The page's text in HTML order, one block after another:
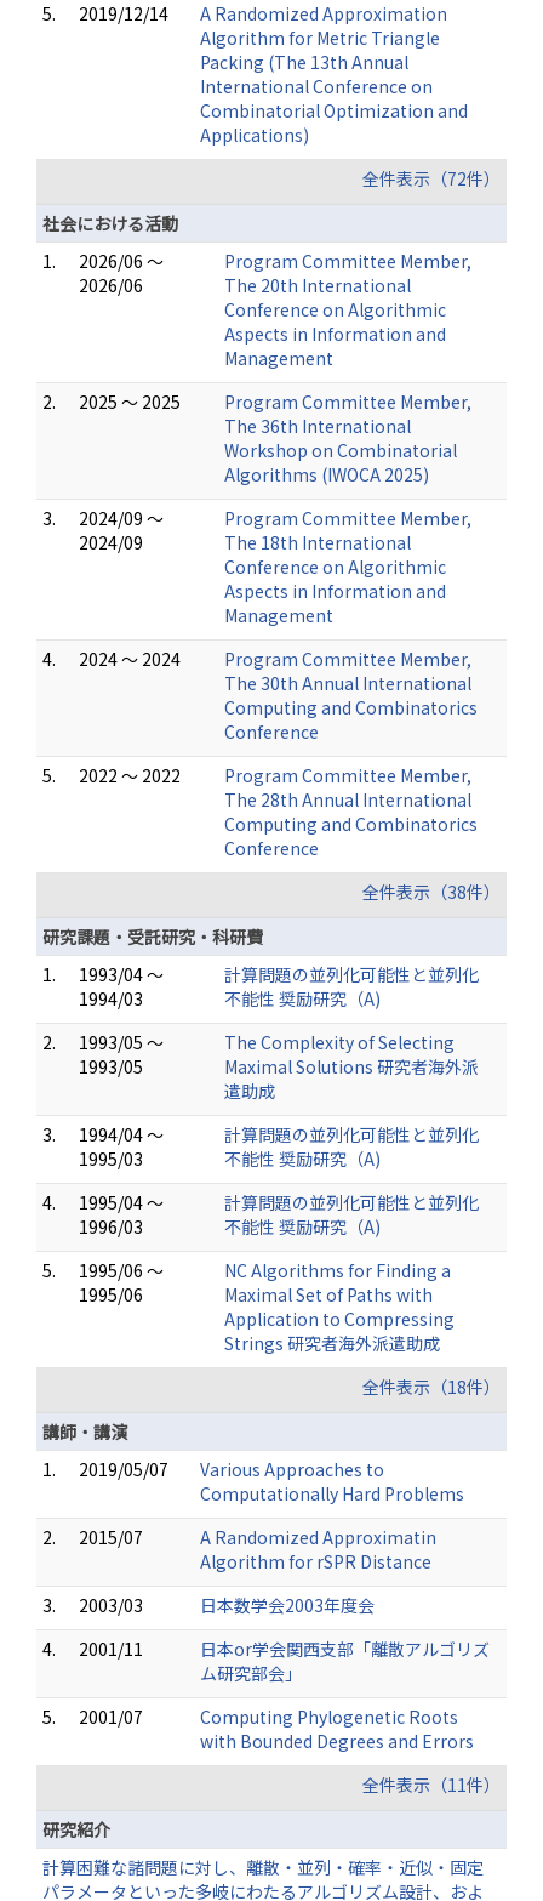
5.
2019/12/14
A Randomized Approximation
Algorithm for Metric Triangle
Packing (The 13th Annual
International Conference on
Combinatorial Optimization and
Applications)
全件表示（72件）
社会における活動
1.
2026/06 ～
2026/06
Program Committee Member,
The 20th International
Conference on Algorithmic
Aspects in Information and
Management
2.
2025 ～ 2025
Program Committee Member,
The 36th International
Workshop on Combinatorial
Algorithms (IWOCA 2025)
3.
2024/09 ～
2024/09
Program Committee Member,
The 18th International
Conference on Algorithmic
Aspects in Information and
Management
4.
2024 ～ 2024
Program Committee Member,
The 30th Annual International
Computing and Combinatorics
Conference
5.
2022 ～ 2022
Program Committee Member,
The 28th Annual International
Computing and Combinatorics
Conference
全件表示（38件）
研究課題・受託研究・科研費
1.
1993/04 ～
1994/03
計算問題の並列化可能性と並列化
不能性 奨励研究（A)
2.
1993/05 ～
1993/05
The Complexity of Selecting
Maximal Solutions 研究者海外派
遣助成
3.
1994/04 ～
1995/03
計算問題の並列化可能性と並列化
不能性 奨励研究（A)
4.
1995/04 ～
1996/03
計算問題の並列化可能性と並列化
不能性 奨励研究（A)
5.
1995/06 ～
1995/06
NC Algorithms for Finding a
Maximal Set of Paths with
Application to Compressing
Strings 研究者海外派遣助成
全件表示（18件）
講師・講演
1.
2019/05/07
Various Approaches to
Computationally Hard Problems
2.
2015/07
A Randomized Approximatin
Algorithm for rSPR Distance
3.
2003/03
日本数学会2003年度会
4.
2001/11
日本or学会関西支部「離散アルゴリズ
ム研究部会」
5.
2001/07
Computing Phylogenetic Roots
with Bounded Degrees and Errors
全件表示（11件）
研究紹介
計算困難な諸問題に対し、離散・並列・確率・近似・固定
パラメータといった多岐にわたるアルゴリズム設計、およ